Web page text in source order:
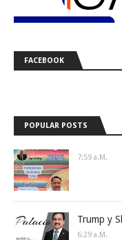
FACEBOOK
POPULAR POSTS
7:59 A.m.
Trump y
6:29 A.m.